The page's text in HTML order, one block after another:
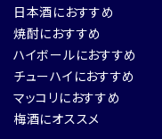
日本酒におすすめ
焼酎におすすめ
ハイボールにおすすめ
チューハイにおすすめ
マッコリにおすすめ
梅酒にオススメ